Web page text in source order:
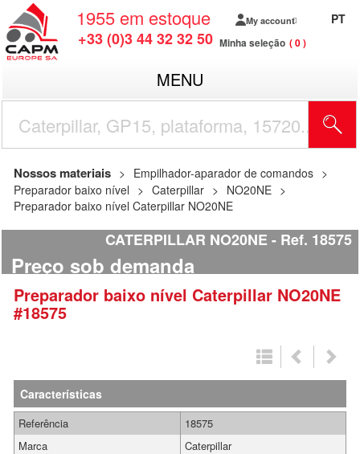
1955 em estoque
+33 (0)3 44 32 32 50
My account
Minha seleção 0
PT
MENU
Nossos materiais
Empilhador-aparador de comandos
Preparador baixo nível
Caterpillar
NO20NE
Preparador baixo nível Caterpillar NO20NE
CATERPILLAR NO20NE Ref. 18575
Preço sob demanda
Preparador baixo nível Caterpillar NO20NE
#18575
Características
Referência
18575
Marca
Caterpillar